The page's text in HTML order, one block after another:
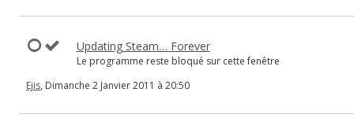
Updating Steam… Forever
Le programme reste bloqué sur cette fenêtre
Ejis, Dimanche 2 Janvier 2011 à 20:50